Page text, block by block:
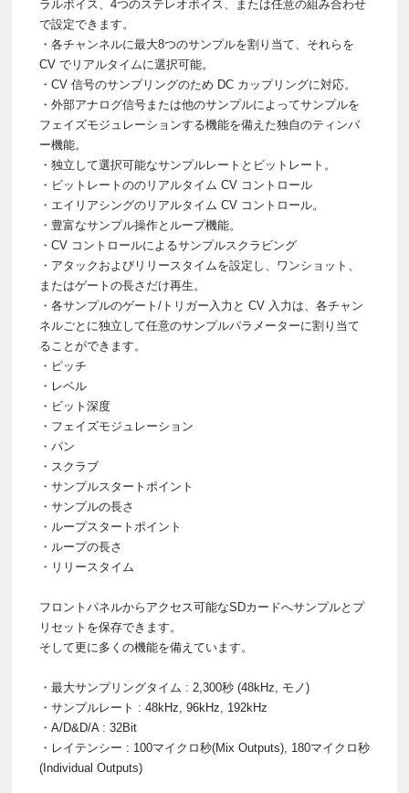
ラルボイス、4つのステレオボイス、または任意の組み合わせ
で設定できます。
・各チャンネルに最大8つのサンプルを割り当て、それらを
CV でリアルタイムに選択可能。
・CV 信号のサンプリングのため DC カップリングに対応。
・外部アナログ信号または他のサンプルによってサンプルを
フェイズモジュレーションする機能を備えた独自のティンバ
ー機能。
・独立して選択可能なサンプルレートとビットレート。
・ビットレートののリアルタイム CV コントロール
・エイリアシングのリアルタイム CV コントロール。
・豊富なサンプル操作とループ機能。
・CV コントロールによるサンプルスクラビング
・アタックおよびリリースタイムを設定し、ワンショット、
またはゲートの長さだけ再生。
・各サンプルのゲート/トリガー入力と CV 入力は、各チャン
ネルごとに独立して任意のサンプルパラメーターに割り当て
ることができます。
・ピッチ
・レベル
・ビット深度
・フェイズモジュレーション
・パン
・スクラブ
・サンプルスタートポイント
・サンプルの長さ
・ループスタートポイント
・ループの長さ
・リリースタイム
フロントパネルからアクセス可能なSDカードへサンプルとプ
リセットを保存できます。
そして更に多くの機能を備えています。
・最大サンプリングタイム : 2,300秒 (48kHz, モノ)
・サンプルレート : 48kHz, 96kHz, 192kHz
・A/D&D/A : 32Bit
・レイテンシー : 100マイクロ秒(Mix Outputs), 180マイクロ秒
(Individual Outputs)